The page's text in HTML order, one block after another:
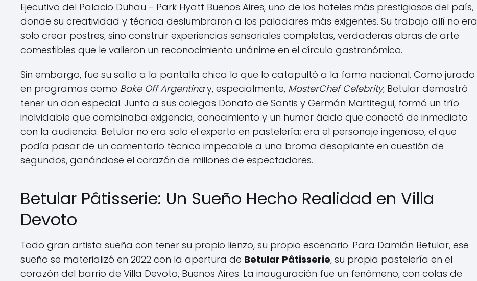
Ejecutivo del Palacio Duhau - Park Hyatt Buenos Aires, uno de los hoteles más prestigiosos del país,
donde su creatividad y técnica deslumbraron a los paladares más exigentes. Su trabajo allí no era
solo crear postres, sino construir experiencias sensoriales completas, verdaderas obras de arte
comestibles que le valieron un reconocimiento unánime en el círculo gastronómico.
Sin embargo, fue su salto a la pantalla chica lo que lo catapultó a la fama nacional. Como jurado
en programas como Bake Off Argentinay, especialmente, MasterChef Celebrity, Betular demostró
tener un don especial. Junto a sus colegas Donato de Santis y Germán Martitegui, formó un trío
inolvidable que combinaba exigencia, conocimiento y un humor ácido que conectó de inmediato
con la audiencia. Betular no era solo el experto en pastelería; era el personaje ingenioso, el que
podía pasar de un comentario técnico impecable a una broma desopilante en cuestión de
segundos, ganándose el corazón de millones de espectadores.
Betular Pâtisserie: Un Sueño Hecho Realidad en Villa
Devoto
Todo gran artista sueña con tener su propio lienzo, su propio escenario. Para Damián Betular, ese
sueño se materializó en 2022 con la apertura de Betular Pâtisserie, su propia pastelería en el
corazón del barrio de Villa Devoto, Buenos Aires. La inauguración fue un fenómeno, con colas de